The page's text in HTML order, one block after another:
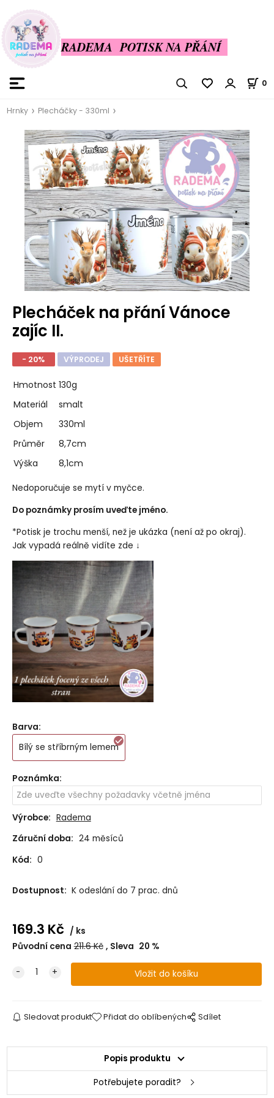
RADEMA POTISK NA PŘÁNÍ
0
Hrnky Plecháčky - 330ml
Plecháček na přání Vánoce
zajíc II.
- 20% VÝPRODEJ UŠETŘÍTE
Hmotnost 130g
Materiál
smalt
Objem
330ml
Průměr
8,7cm
Výška
8,1cm
Nedoporučuje se mytí v myčce.
Do poznámky prosím uveďte jméno.
*Potisk je trochu menší, než je ukázka (není až po okraj).
Jak vypadá reálně vidíte zde ↓
Barva:
Bílý se stříbrným lemem
Poznámka:
Výrobce: Radema
Záruční doba: 24 měsíců
Kód: 0
Dostupnost: K odeslání do 7 prac. dnů
169.3 Kč
ks
Původní cena 211.6Kč Sleva 20 %
Sledovat produkt Přidat do oblíbených Sdílet
Popis produktu
Potřebujete poradit?